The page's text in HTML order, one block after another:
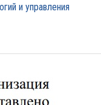
и управления